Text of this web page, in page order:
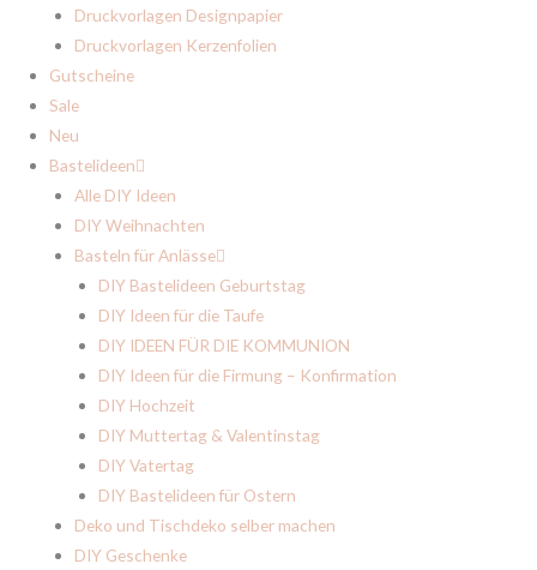
Druckvorlagen Designpapier
Druckvorlagen Kerzenfolien
Gutscheine
Sale
Neu
Bastelideen
Alle DIY Ideen
DIY Weihnachten
Basteln für Anlässe
DIY Bastelideen Geburtstag
DIY Ideen für die Taufe
DIY IDEEN FÜR DIE KOMMUNION
DIY Ideen für die Firmung – Konfirmation
DIY Hochzeit
DIY Muttertag & Valentinstag
DIY Vatertag
DIY Bastelideen für Ostern
Deko und Tischdeko selber machen
DIY Geschenke